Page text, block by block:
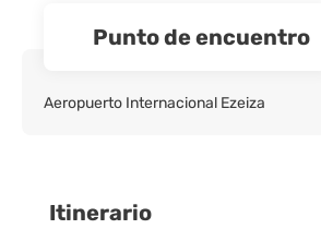
Punto de encuentro
Aeropuerto Internacional Ezeiza
Itinerario